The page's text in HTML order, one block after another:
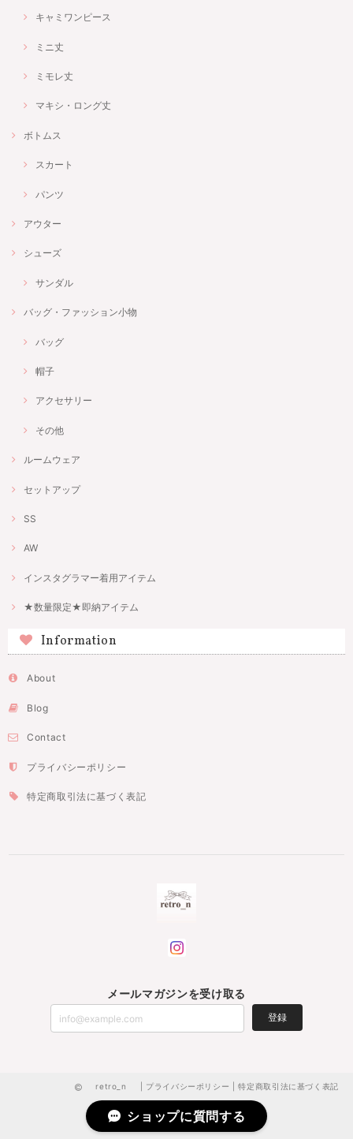
キャミワンピース
ミニ丈
ミモレ丈
マキシ・ロング丈
ボトムス
スカート
パンツ
アウター
シューズ
サンダル
バッグ・ファッション小物
バッグ
帽子
アクセサリー
その他
ルームウェア
セットアップ
SS
AW
インスタグラマー着用アイテム
★数量限定★即納アイテム
Information
About
Blog
Contact
プライバシーポリシー
特定商取引法に基づく表記
メールマガジンを受け取る
登録
retro_n | プライバシーポリシー |特定商取引法に基づく表記
ショップに質問する